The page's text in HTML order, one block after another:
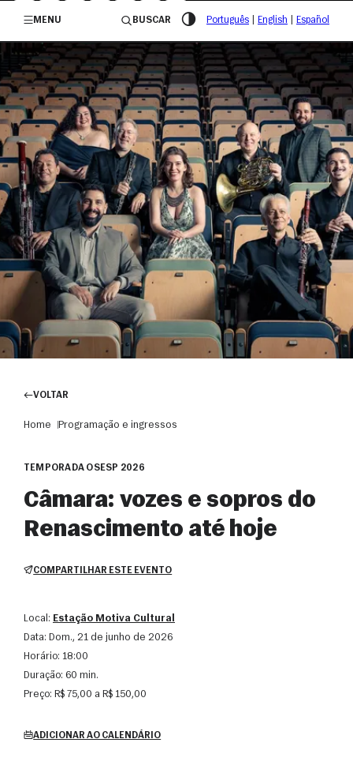
/governosp
MENU
BUSCAR Português English Español
VOLTAR
Home Programação e ingressos
TEMPORADA OSESP 2026
Câmara: vozes e sopros do
Renascimento até hoje
COMPARTILHAR ESTE EVENTO
Local: Estação Motiva Cultural
Data:
dom., 21 de junho de 2026
Horário:
18:00
Duração: 60 min.
Preço: R$ 75,00 a R$ 150,00
ADICIONAR AO CALENDÁRIO